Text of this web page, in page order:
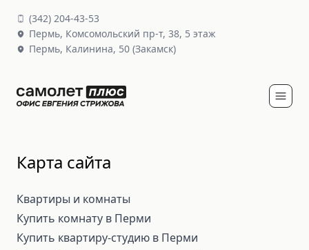
(342) 204-43-53
Пермь, Комсомольский пр-т, 38, 5 этаж
Пермь, Калинина, 50 (Закамск)
Карта сайта
Квартиры и комнаты
Купить комнату в Перми
Купить квартиру-студию в Перми